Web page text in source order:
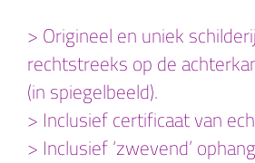
> Origineel en uniek
rechtstreeks op de
(in spiegelbeeld).
> Inclusief certificaat van
> Inclusief ‘zwevend’